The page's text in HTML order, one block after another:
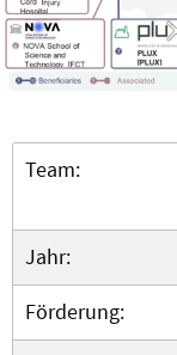
Team:
Jahr:
Förderung: